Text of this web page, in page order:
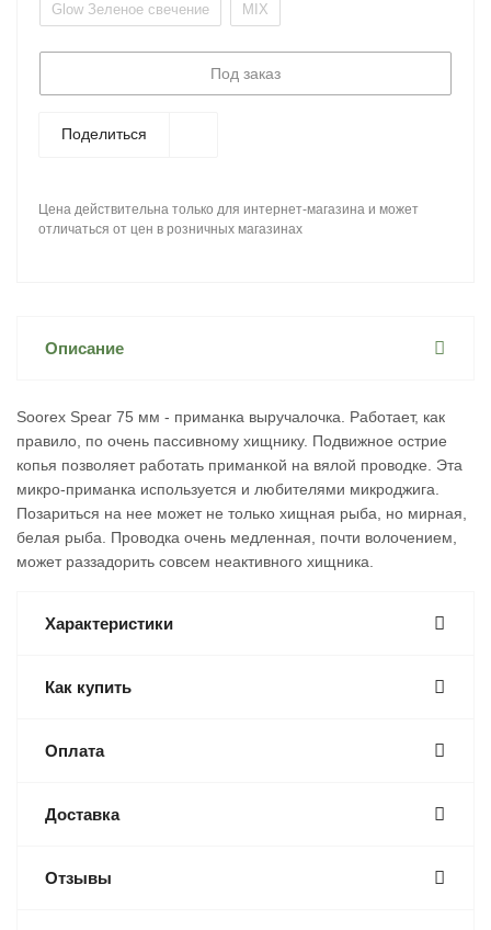
Glow Зеленое свечение MIX
Под заказ
Поделиться
Цена действительна только для интернет-магазина и может
отличаться от цен в розничных магазинах
Описание
Soorex Spear 75 мм - приманка выручалочка. Работает, как
правило, по очень пассивному хищнику. Подвижное острие
копья позволяет работать приманкой на вялой проводке. Эта
микро-приманка используется и любителями микроджига.
Позариться на нее может не только хищная рыба, но мирная,
белая рыба. Проводка очень медленная, почти волочением,
может раззадорить совсем неактивного хищника.
Характеристики
Как купить
Оплата
Доставка
Отзывы